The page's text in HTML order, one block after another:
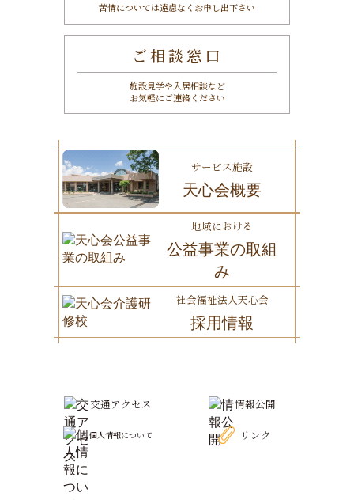
苦情については遠慮なくお申し出下さい
ご相談窓口
施設見学や入居相談など
お気軽にご連絡ください
サービス施設
天心会概要
地域における
公益事業の取組
み
社会福祉法人天心会
採用情報
交通アクセス 情報公開
個人情報について リンク